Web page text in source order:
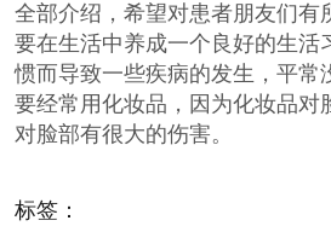
全部介绍，希望对患者朋友们有
要在生活中养成一个良好的生活
惯而导致一些疾病的发生，平常
要经常用化妆品，因为化妆品对
对脸部有很大的伤害。
标签：